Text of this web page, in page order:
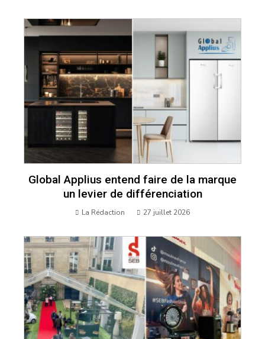
Global Applius entend faire de la marque
un levier de différenciation
La Rédaction 27 juillet 2026